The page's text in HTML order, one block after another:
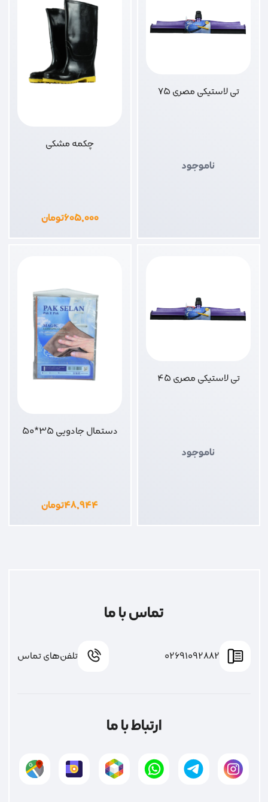
تی لاستیکی مصری 75
ناموجود
چکمه مشکی
۶۰۵,۰۰۰تومان
تی لاستیکی مصری 45
ناموجود
دستمال جادویی 35*50
۴۸,۹۴۴تومان
تماس با ما
02691092882 تلفن‌های تماس
ارتباط با ما